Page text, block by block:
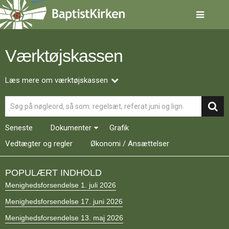
Spring
menu
over
tilbage
forsiden
1.0:
Forside
3.0:
Kalender
4.0:
Inspiration
5.0:
Værktøjskassen
7.0:
Om
BaptistKirken
8.0:
Kontakt
9.0:
Forside
10.0:
Nyheder
Værktøjskassen
Læs mere om værktøjskassen
Seneste Dokumenter
Grafik
Vedtægter og regler
Økonomi / Ansættelser
POPULÆRT INDHOLD
Menighedsforsendelse 1. juli 2026
Menighedsforsendelse 17. juni 2026
Menighedsforsendelse 13. maj 2026